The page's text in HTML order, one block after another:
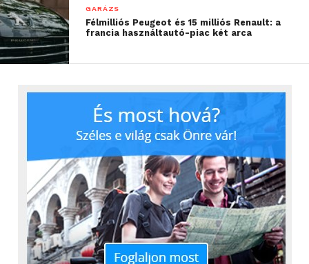
GARÁZS
Félmilliós Peugeot és 15 milliós Renault: a
francia használtautó-piac két arca